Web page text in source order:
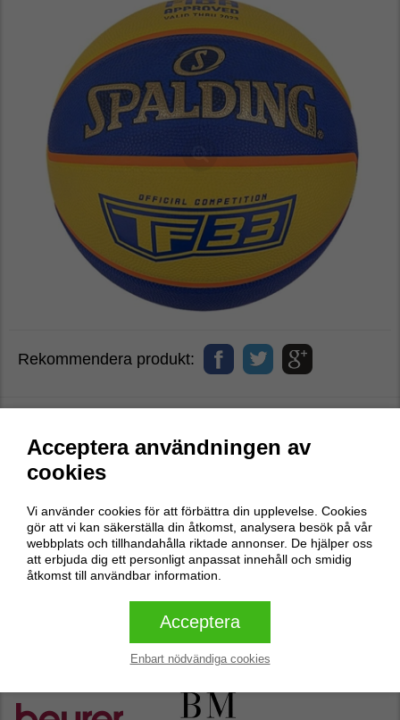
Acceptera användningen av
cookies
Vi använder cookies för att förbättra din upplevelse. Cookies
gör att vi kan säkerställa din åtkomst, analysera besök på vår
webbplats och tillhandahålla riktade annonser. De hjälper oss
att erbjuda dig ett personligt anpassat innehåll och smidig
åtkomst till användbar information.
Acceptera
Enbart nödvändiga cookies
Rekommendera produkt:
0 Recensioner
Skriv en recension
Butikens populäraste varumärken